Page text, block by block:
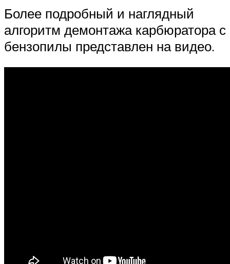
Более подробный и наглядный
алгоритм демонтажа карбюратора с
бензопилы представлен на видео.